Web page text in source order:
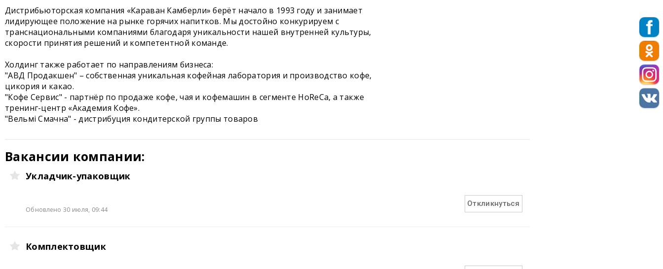
Дистрибьюторская компания «Караван Камберли» берёт начало в 1993 году и занимает
лидирующее положение на рынке горячих напитков. Мы достойно конкурируем с
транснациональными компаниями благодаря уникальности нашей внутренней культуры,
скорости принятия решений и компетентной команде.
Холдинг также работает по направлениям бизнеса:
"АВД Продакшен" – собственная уникальная кофейная лаборатория и производство кофе,
цикория и какао.
"Кофе Сервис" - партнёр по продаже кофе, чая и кофемашин в сегменте HoReCa, а также
тренинг-центр «Академия Кофе».
"Вельмi Смачна" - дистрибуция кондитерской группы товаров
Вакансии компании:
Укладчик-упаковщик
Обновлено 30 июля, 09:44
Откликнуться
Комплектовщик